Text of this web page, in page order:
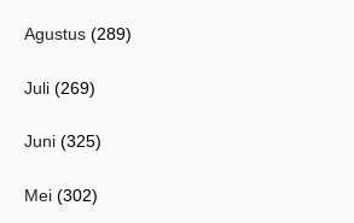
Agustus (289)
Juli (269)
Juni (325)
Mei (302)